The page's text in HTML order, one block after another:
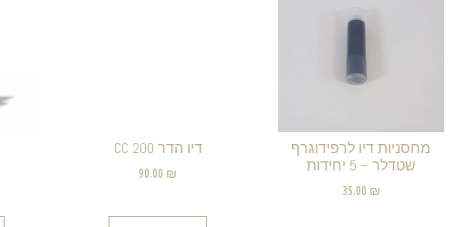
מחסניות דיו לרפידוגרף
שטדלר – 5 יחידות
35.00 ₪
דיו הדר 200 CC
90.00 ₪